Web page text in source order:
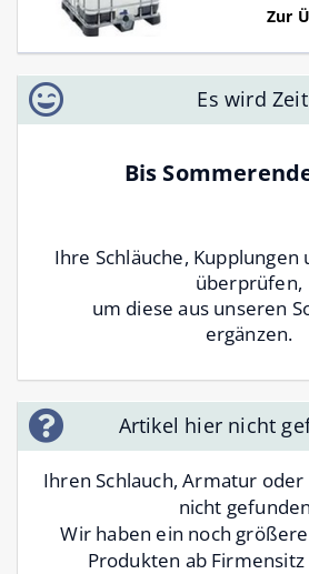
Zur
Es wird Zeit
Bis
Ihre Schläuche, Kupplungen
überprüfen,
um diese aus unseren
ergänzen.
Artikel hier nicht
Ihren Schlauch, Armatur
nicht
Wir haben ein noch
Produkten ab